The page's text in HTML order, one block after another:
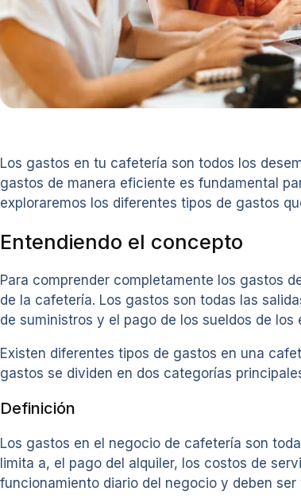
Los gastos en tu cafetería son todos los
gastos de manera eficiente es fundamental
exploraremos los diferentes tipos de gastos
Entendiendo el concepto
Para comprender completamente los gastos
de la cafetería. Los gastos son todas las
de suministros y el pago de los sueldos de los
Existen diferentes tipos de gastos en una
gastos se dividen en dos categorías
Definición
Los gastos en el negocio de cafetería son
limita a, el pago del alquiler, los costos de
funcionamiento diario del negocio y deben